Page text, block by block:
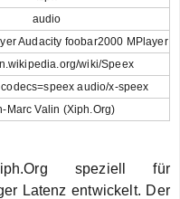
audio
Audacity foobar2000 MPlayer
wiki/Speex
audio/x-speex
Marc Valin (Xiph.Org)
speziell für
Latenz entwickelt. Der